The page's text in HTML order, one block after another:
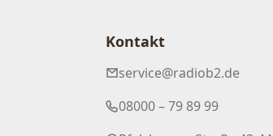
Kontakt
service@radiob2.de
08000 – 79 89 99